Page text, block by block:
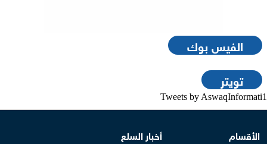
الفيس بوك
تويتر
Tweets by AswaqInformati1
الأقسام
أخبار السلع